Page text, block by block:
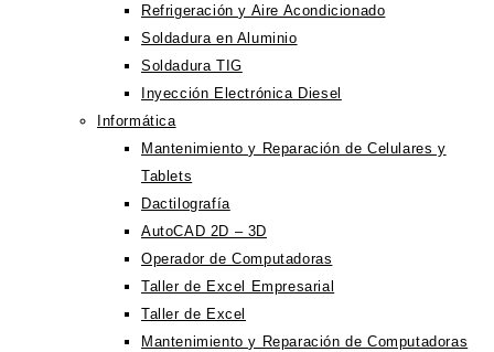
Refrigeración y Aire Acondicionado
Soldadura en Aluminio
Soldadura TIG
Inyección Electrónica Diesel
Informática
Mantenimiento y Reparación de Celulares y
Tablets
Dactilografía
AutoCAD 2D – 3D
Operador de Computadoras
Taller de Excel Empresarial
Taller de Excel
Mantenimiento y Reparación de Computadoras